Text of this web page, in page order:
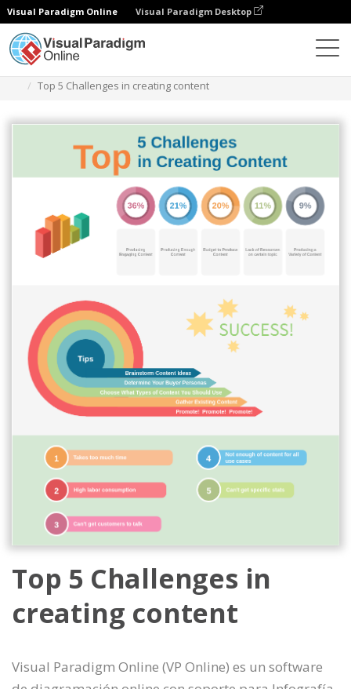
Visual Paradigm Online Visual Paradigm Desktop
Top 5 Challenges in creating content
Top 5 Challenges in
creating content
Visual Paradigm Online (VP Online) es un software